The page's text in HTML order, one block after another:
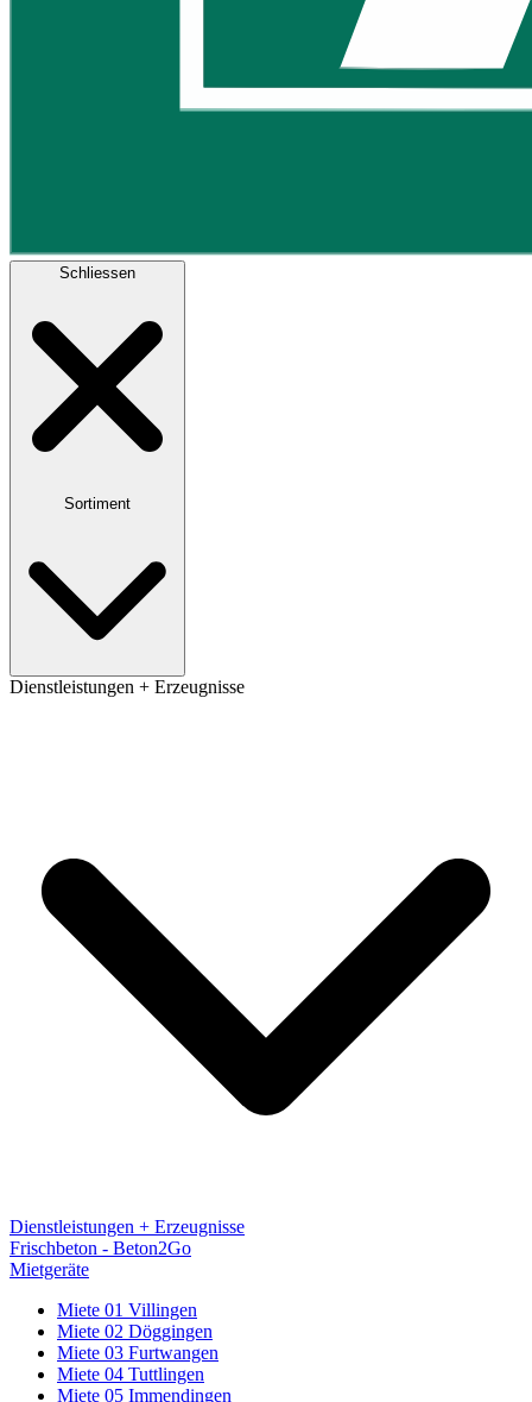
Schliessen
Sortiment
Dienstleistungen + Erzeugnisse
Dienstleistungen + Erzeugnisse
Frischbeton - Beton2Go
Mietgeräte
Miete 01 Villingen
Miete 02 Döggingen
Miete 03 Furtwangen
Miete 04 Tuttlingen
Miete 05 Immendingen